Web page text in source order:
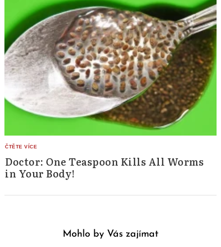
Doctor: One Teaspoon Kills All Worms
in Your Body!
Mohlo by Vás zajímat